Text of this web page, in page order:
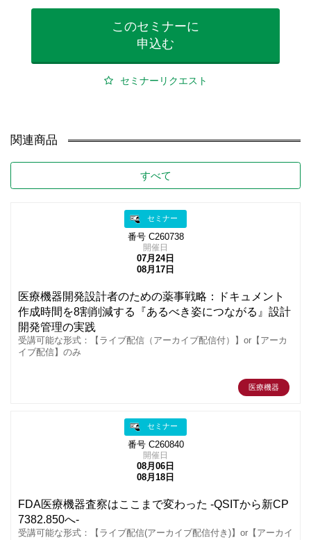
このセミナーに
申込む
セミナーリクエスト
関連商品
すべて
セミナー
番号 C260738
開催日
07月24日
08月17日
医療機器開発設計者のための薬事戦略：ドキュメント
作成時間を8割削減する『あるべき姿につながる』設計
開発管理の実践
受講可能な形式：【ライブ配信（アーカイブ配信付）】or【アーカ
イブ配信】のみ
医療機器
セミナー
番号 C260840
開催日
08月06日
08月18日
FDA医療機器査察はここまで変わった -QSITから新CP
7382.850へ-
受講可能な形式：【ライブ配信(アーカイブ配信付き)】or【アーカイ